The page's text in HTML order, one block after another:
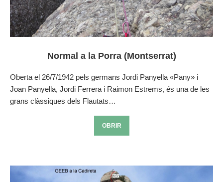
Normal a la Porra (Montserrat)
Oberta el 26/7/1942 pels germans Jordi Panyella «Pany» i
Joan Panyella, Jordi Ferrera i Raimon Estrems, és una de les
grans clàssiques dels Flautats…
OBRIR